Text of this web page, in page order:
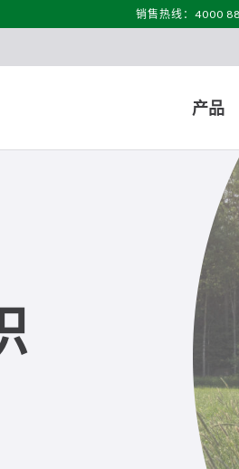
销售热线：4000
产品